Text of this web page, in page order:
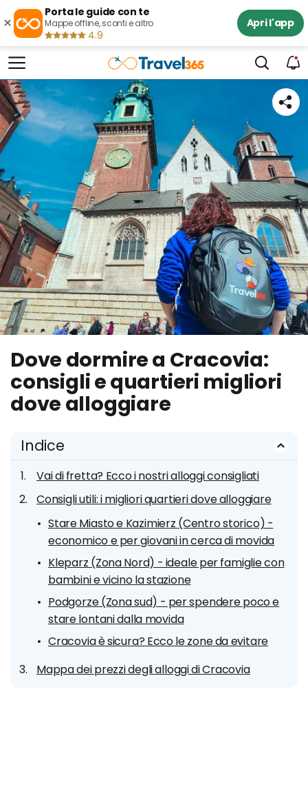
×
Porta le guide con te
Mappe offline, sconti e altro
4.9
Apri l'app
Dove dormire a Cracovia:
consigli e quartieri migliori
dove alloggiare
Indice
Vai di fretta? Ecco i nostri alloggi consigliati
Consigli utili: i migliori quartieri dove alloggiare
Stare Miasto e Kazimierz (Centro storico) -
economico e per giovani in cerca di movida
Kleparz (Zona Nord) - ideale per famiglie con
bambini e vicino la stazione
Podgorze (Zona sud) - per spendere poco e
stare lontani dalla movida
Cracovia è sicura? Ecco le zone da evitare
Mappa dei prezzi degli alloggi di Cracovia